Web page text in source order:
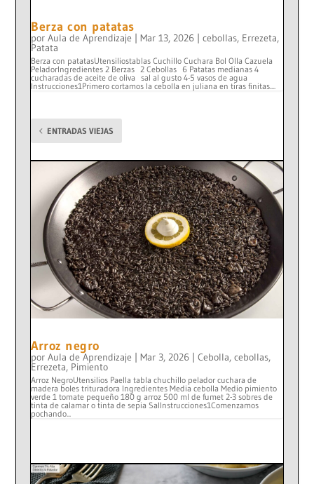
Berza con patatas
porAula de Aprendizaje |Mar 13, 2026 |cebollas, Errezeta,
Patata
Berza con patatasUtensiliostablas Cuchillo Cuchara Bol Olla Cazuela
PeladorIngredientes 2 Berzas 2 Cebollas 6 Patatas medianas 4
cucharadas de aceite de oliva sal al gusto 4-5 vasos de agua
Instrucciones1Primero cortamos la cebolla en juliana en tiras finitas....
ENTRADAS VIEJAS
Arroz negro
porAula de Aprendizaje |Mar 3, 2026 |Cebolla,cebollas,
Errezeta, Pimiento
Arroz NegroUtensilios Paella tabla chuchillo pelador cuchara de
madera boles trituradora Ingredientes Media cebolla Medio pimiento
verde 1 tomate pequeño 180 g arroz 500 ml de fumet 2-3 sobres de
tinta de calamar o tinta de sepia SalInstrucciones1Comenzamos
pochando...